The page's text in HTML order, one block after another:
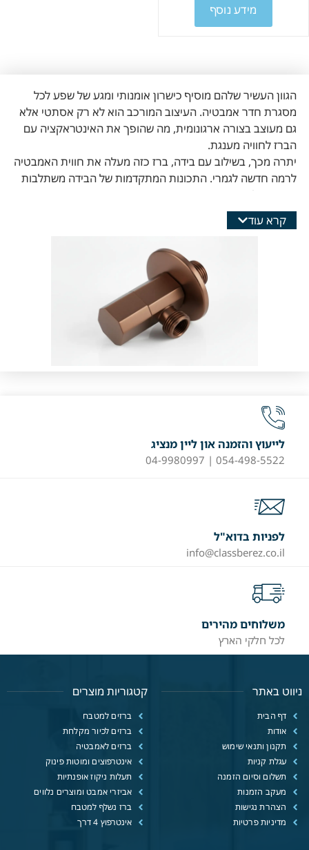
מידע נוסף
הגוון העשיר שלהם מוסיף כישרון אומנותי ומגע של שפע לכל
מסגרת חדר אמבטיה. העיצוב המורכב הוא לא רק אסתטי אלא
גם מעוצב בצורה ארגונומית, מה שהופך את האינטראקציה עם
הברז לחוויה מענגת.
יתרה מכך, בשילוב עם בידה, ברז כזה מעלה את חווית האמבטיה
לרמה חדשה לגמרי. התכונות המתקדמות של הבידה משתלבות
בצורה חלקה עם עיצוב הברז, ויוצרות מראה מגובש ויוקרתי.
בין אם אתם מחפשים להתפנק עם מעט יוקרה או שואפים לשלב
פונקציונליות עם עיצוב, ברז הניל והבידה מציעים את כל הטוב
קרא עוד
לייעוץ והזמנה און ליין מנציג
054-498-5522 | 04-9980997
לפניות בדוא"ל
info@classberez.co.il
משלוחים מהירים
לכל חלקי הארץ
ניווט באתר
דף הבית
אודות
תקנון ותנאי שימוש
עגלת קניות
תשלום וסיום הזמנה
מעקב הזמנות
הצהרת נגישות
מדיניות פרטיות
קטגוריות מוצרים
ברזים למטבח
ברזים לכיור מקלחת
ברזים לאמבטיה
אינטרפוצים ומוטות פינוק
תעלות ניקוז אופנתיות
אביזרי אמבט ומוצרים נלווים
ברז נשלף למטבח
אינטרפוץ 4 דרך